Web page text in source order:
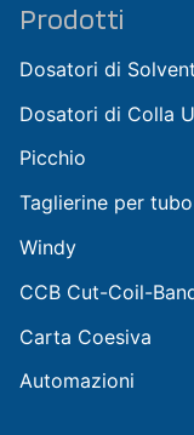
Prodotti
Dosatori di
Dosatori di Colla
Picchio
Taglierine per tubo
Windy
CCB Cut-Coil-
Carta Coesiva
Automazioni